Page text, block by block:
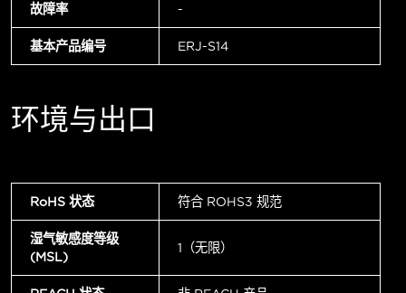
故障率 -
基本产品编号 ERJ-S14
环境与出口
RoHS 状态 符合 ROHS3 规范
湿气敏感度等级
(MSL)
1（无限）